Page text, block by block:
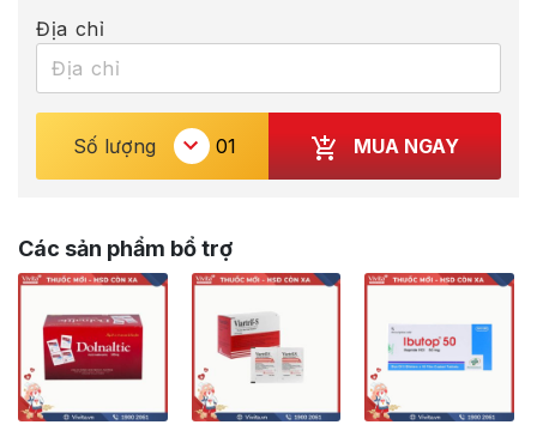
Địa chỉ
Số lượng MUA NGAY
Các sản phẩm bổ trợ